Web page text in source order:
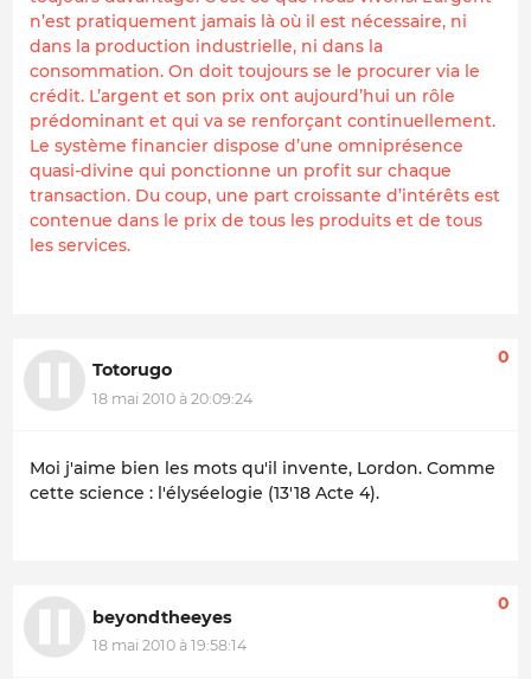
n’est pratiquement jamais là où il est nécessaire, ni
dans la production industrielle, ni dans la
consommation. On doit toujours se le procurer via le
crédit. L’argent et son prix ont aujourd’hui un rôle
prédominant et qui va se renforçant continuellement.
Le système financier dispose d’une omniprésence
quasi-divine qui ponctionne un profit sur chaque
transaction. Du coup, une part croissante d’intérêts est
contenue dans le prix de tous les produits et de tous
les services.
Totorugo
18 mai 2010 à 20:09:24
0
Moi j'aime bien les mots qu'il invente, Lordon. Comme
cette science : l'élyséelogie (13'18 Acte 4).
beyondtheeyes
18 mai 2010 à 19:58:14
0